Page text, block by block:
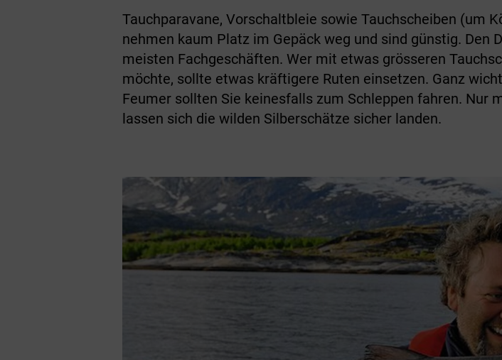
Tauchparavane, Vorschaltbleie sowie Tauchscheiben (um
nehmen kaum Platz im Gepäck weg und sind günstig. Den
meisten Fachgeschäften. Wer mit etwas grös­seren
möchte, sollte etwas kräftigere Ruten einsetzen. Ganz
Feumer sollten Sie keinesfalls zum Schleppen fahren. Nur
lassen sich die wilden Silberschätze sicher landen.